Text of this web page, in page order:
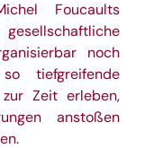
Foucaults
noch
tiefgreifende
Zeit erleben,
anstoßen